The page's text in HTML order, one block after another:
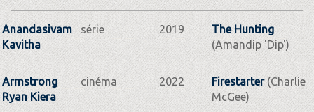
Anandasivam
Kavitha
série 2019
The Hunting
(Amandip 'Dip')
Armstrong
Ryan Kiera
cinéma 2022 Firestarter(Charlie
McGee)